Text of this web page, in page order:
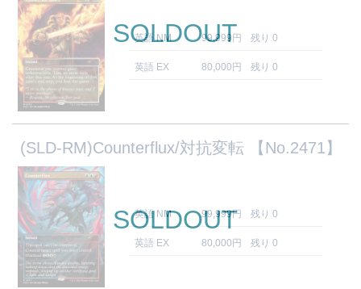
英語 NM 99,999円 残り 0
英語 EX 80,000円 残り 0
SOLDOUT
(SLD-RM)Counterflux/対抗変転 【No.2471】
英語 NM 99,999円 残り 0
英語 EX 80,000円 残り 0
SOLDOUT